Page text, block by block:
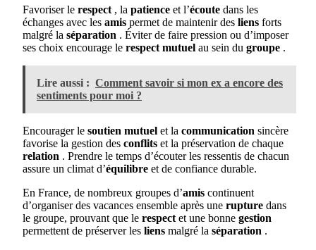
Favoriser le respect , la patience et l’écoute dans les
échanges avec les amis permet de maintenir des liens forts
malgré la séparation . Éviter de faire pression ou d’imposer
ses choix encourage le respect mutuel au sein du groupe .
Lire aussi : Comment savoir si mon ex a encore des
sentiments pour moi ?
Encourager le soutien mutuel et la communication sincère
favorise la gestion des conflits et la préservation de chaque
relation . Prendre le temps d’écouter les ressentis de chacun
assure un climat d’équilibre et de confiance durable.
En France, de nombreux groupes d’amis continuent
d’organiser des vacances ensemble après une rupture dans
le groupe, prouvant que le respect et une bonne gestion
permettent de préserver les liens malgré la séparation .